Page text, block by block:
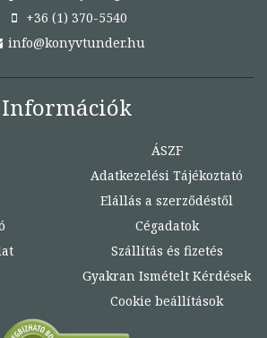
+36 (1) 370-5540
info@konyvtunder.hu
Információk
ÁSZF
Adatkezelési Tájékoztató
Elállás a szerződéstől
Cégadatok
Szállítás és fizetés
Gyakran Ismételt Kérdések
Cookie beállítások